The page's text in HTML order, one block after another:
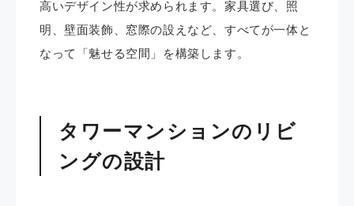
高いデザイン性が求められます。家具選び、照
明、壁面装飾、窓際の設えなど、すべてが一体と
なって「魅せる空間」を構築します。
タワーマンションのリビ
ングの設計